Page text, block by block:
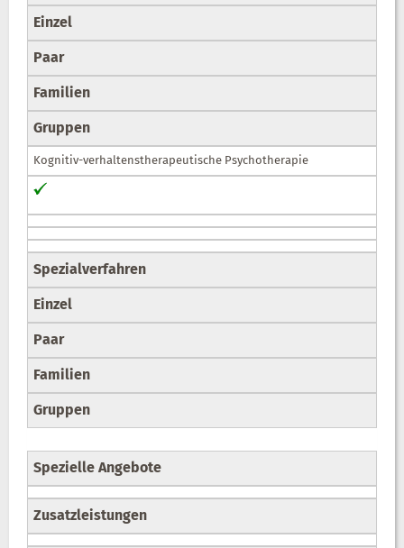
Einzel
Paar
Familien
Gruppen
Kognitiv-verhaltenstherapeutische Psychotherapie
Spezialverfahren
Einzel
Paar
Familien
Gruppen
Spezielle Angebote
Zusatzleistungen